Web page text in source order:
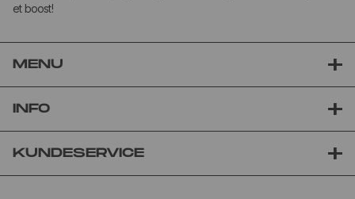
et boost!
MENU
INFO
KUNDESERVICE